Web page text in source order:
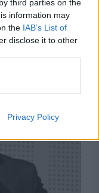
third parties on the
information may
the IAB’s List of
disclose it to other
Privacy Policy
acuzat că voia
legături cu